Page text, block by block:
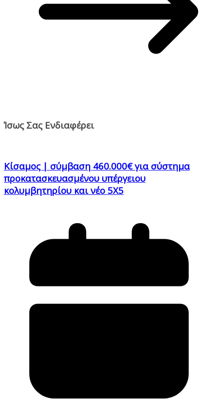
Ίσως Σας Ενδιαφέρει
Κίσαμος | σύμβαση 460.000€ για σύστημα
προκατασκευασμένου υπέργειου
κολυμβητηρίου και νέο 5Χ5